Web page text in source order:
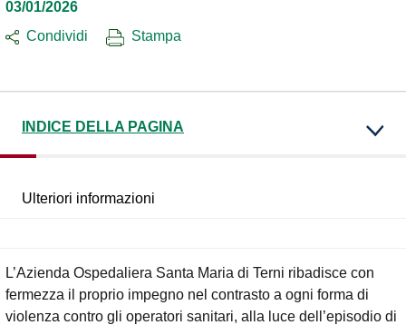
03/01/2026
Condividi
Stampa
INDICE DELLA PAGINA
Ulteriori informazioni
L’Azienda Ospedaliera Santa Maria di Terni ribadisce con
fermezza il proprio impegno nel contrasto a ogni forma di
violenza contro gli operatori sanitari, alla luce dell’episodio di